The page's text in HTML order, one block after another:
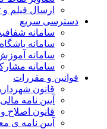
ارسال فیلم
دسترسی سریع
سامانه
سامانه
سامانه
سامانه
قوانین و مقررات
قانون
آیین نامه
قانون اصلاح
آیین نامه ی